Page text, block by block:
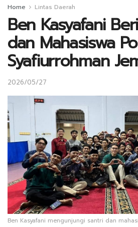
Home Lintas Daerah
Ben Kasyafani
dan Mahasiswa
Syafiurrohman
2026/05/27
Ben Kasyafani mengunjungi santri dan